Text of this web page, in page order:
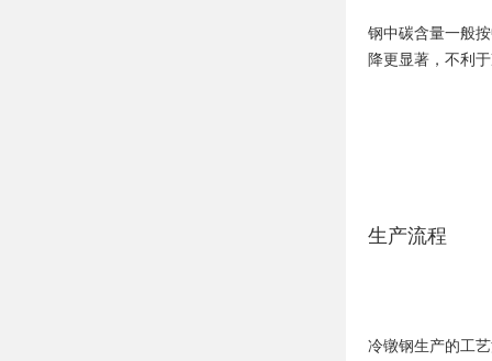
钢中碳含量一般
降更显著，不利
生产流程
冷镦钢生产的工